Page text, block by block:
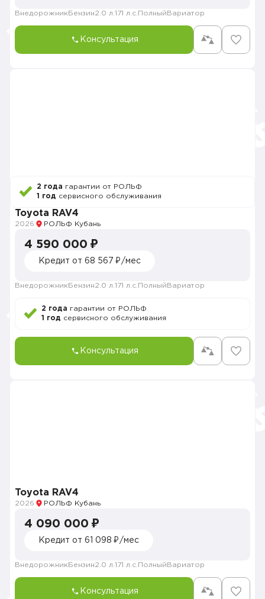
Внедорожник Бензин2.0 л. 171 л.с. Полный Вариатор
Консультация
2 года гарантии от РОЛЬФ
1 год сервисного обслуживания
Toyota RAV4
2026 РОЛЬФ Кубань
4 590 000 ₽
Кредит от 68 567 ₽/мес
Внедорожник Бензин2.0 л. 171 л.с. Полный Вариатор
2 года гарантии от РОЛЬФ
1 год сервисного обслуживания
Консультация
Toyota RAV4
2026 РОЛЬФ Кубань
4 090 000 ₽
Кредит от 61 098 ₽/мес
Внедорожник Бензин2.0 л. 171 л.с. Полный Вариатор
Консультация